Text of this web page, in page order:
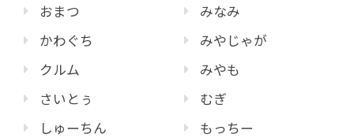
おまつ
かわぐち
クルム
さいとぅ
しゅーちん
みなみ
みやじゃが
みやも
むぎ
もっちー